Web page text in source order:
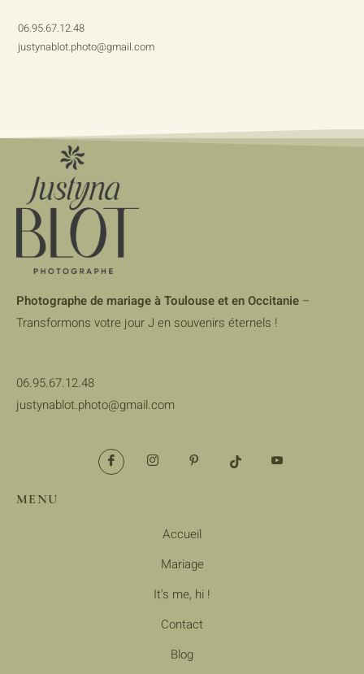
06.95.67.12.48
justynablot.photo@gmail.com
Photographe de mariage à Toulouse et en Occitanie –
Transformons votre jour J en souvenirs éternels !
06.95.67.12.48
justynablot.photo@gmail.com
MENU
Accueil
Mariage
It's me, hi !
Contact
Blog